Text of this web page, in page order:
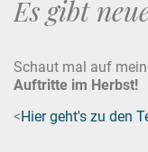
Es gibt
Schaut mal auf
Auftritte im Herbst!
<Hier geht's zu den